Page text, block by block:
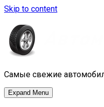
Skip to content
Самые свежие
Expand Menu